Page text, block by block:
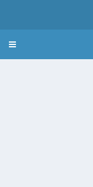
Bulmaca